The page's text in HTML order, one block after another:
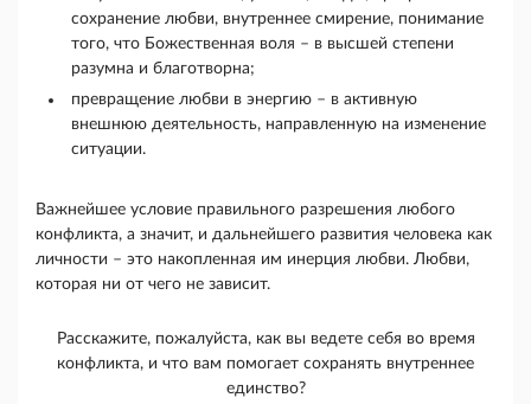
сохранение любви, внутреннее смирение, понимание
того, что Божественная воля – в высшей степени
разумна и благотворна;
превращение любви в энергию – в активную
внешнюю деятельность, направленную на изменение
ситуации.
Важнейшее условие правильного разрешения любого
конфликта, а значит, и дальнейшего развития человека как
личности – это накопленная им инерция любви. Любви,
которая ни от чего не зависит.
Расскажите, пожалуйста, как вы ведете себя во время
конфликта, и что вам помогает сохранять внутреннее
единство?